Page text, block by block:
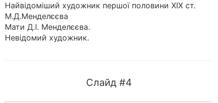
Найвідоміший художник першої половини ХIХ ст.
М.Д.Менделєєва
Мати Д.І. Менделєєва.
Невідомий художник.
Слайд #4